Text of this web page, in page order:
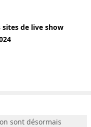
sites de live show
sont désormais